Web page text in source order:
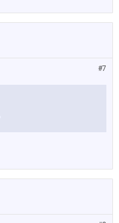
#7